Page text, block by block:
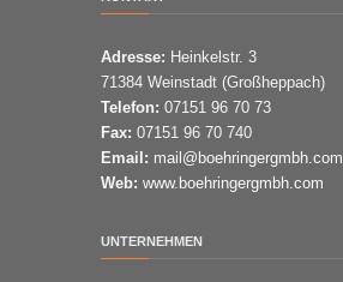
Adresse: Heinkelstr. 3
71384 Weinstadt (Großheppach)
Telefon: 07151 96 70 73
Fax: 07151 96 70 740
Email: mail@boehringergmbh.com
Web: www.boehringergmbh.com
UNTERNEHMEN